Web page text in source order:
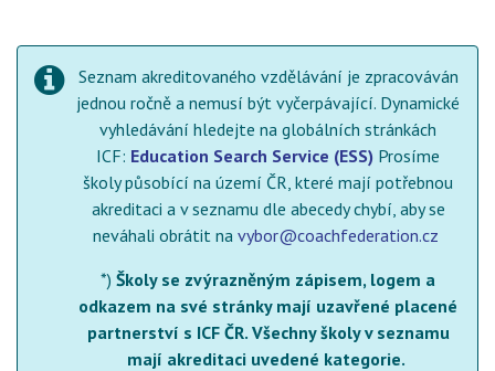
Seznam akreditovaného vzdělávání je zpracováván
jednou ročně a nemusí být vyčerpávající. Dynamické
vyhledávání hledejte na globálních stránkách
ICF: Education Search Service (ESS) Prosíme
školy působící na území ČR, které mají potřebnou
akreditaci a v seznamu dle abecedy chybí, aby se
neváhali obrátit na vybor@coachfederation.cz
*) Školy se zvýrazněným zápisem, logem a
odkazem na své stránky mají uzavřené placené
partnerství s ICF ČR. Všechny školy v seznamu
mají akreditaci uvedené kategorie.